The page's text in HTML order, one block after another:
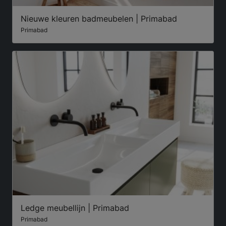
Nieuwe kleuren badmeubelen | Primabad
Primabad
Ledge meubellijn | Primabad
Primabad